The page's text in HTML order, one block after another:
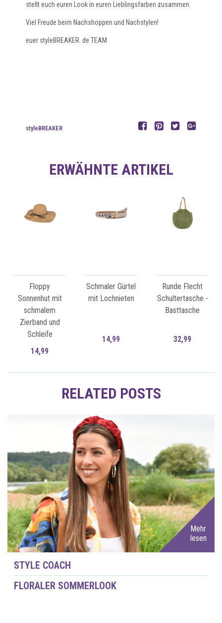
stellt euch euren Look in euren Lieblingsfarben zusammen.
Viel Freude beim Nachshoppen und Nachstylen!
euer styleBREAKER. de TEAM
styleBREAKER
ERWÄHNTE ARTIKEL
Floppy
Sonnenhut mit
schmalem
Zierband und
Schleife
14,99
Schmaler Gürtel
mit Lochnieten
14,99
Runde Flecht
Schultertasche -
Basttasche
32,99
RELATED POSTS
Mehr
lesen
STYLE COACH
FLORALER SOMMERLOOK